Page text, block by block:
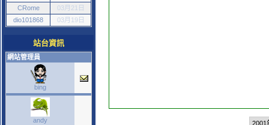
CRome
03月21日
dio101868
03月19日
站台資訊
網站管理員
bing
andy